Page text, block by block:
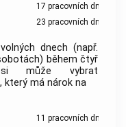
17 pracovních dnů,
23 pracovních dnů;
dnech (např.
během čtyř
může vybrat
který má nárok na
11 pracovních dnů,